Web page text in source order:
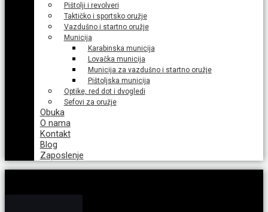
Pištolji i revolveri
Taktičko i sportsko oružje
Vazdušno i startno oružje
Municija
Karabinska municija
Lovačka municija
Municija za vazdušno i startno oružje
Pištoljska municija
Optike, red dot i dvogledi
Sefovi za oružje
Obuka
O nama
Kontakt
Blog
Zaposlenje